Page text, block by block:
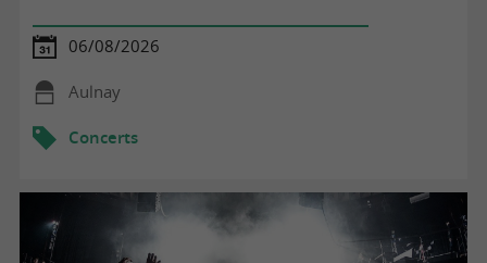
06/08/2026
Aulnay
Concerts